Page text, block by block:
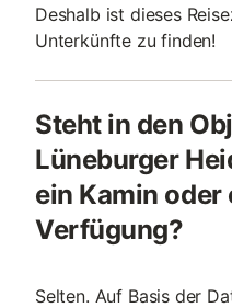
Deshalb ist dieses
Unterkünfte zu finden!
Steht in den
Lüneburger
ein Kamin oder
Verfügung?
Selten. Auf Basis der